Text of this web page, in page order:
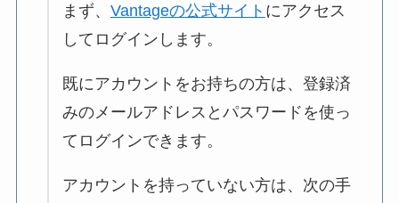
まず、 Vantageの公式サイト にアクセス
してログインします。
既にアカウントをお持ちの方は、登録済
みのメールアドレスとパスワードを使っ
てログインできます。
アカウントを持っていない方は、次の手